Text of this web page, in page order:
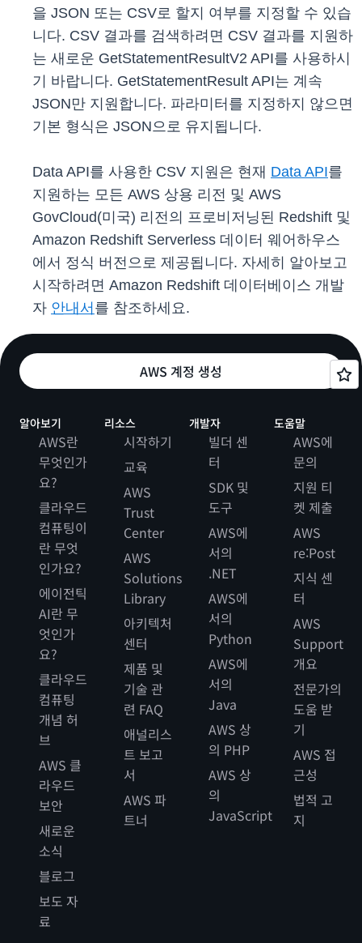
을 JSON 또는 CSV로 할지 여부를 지정할 수 있습
니다. CSV 결과를 검색하려면 CSV 결과를 지원하
는 새로운 GetStatementResultV2 API를 사용하시
기 바랍니다. GetStatementResult API는 계속
JSON만 지원합니다. 파라미터를 지정하지 않으면
기본 형식은 JSON으로 유지됩니다.
Data API를 사용한 CSV 지원은 현재 Data API를
지원하는 모든 AWS 상용 리전 및 AWS
GovCloud(미국) 리전의 프로비저닝된 Redshift 및
Amazon Redshift Serverless 데이터 웨어하우스
에서 정식 버전으로 제공됩니다. 자세히 알아보고
시작하려면 Amazon Redshift 데이터베이스 개발
자 안내서 를 참조하세요.
AWS 계정 생성
알아보기
AWS란
무엇인가
요?
클라우드
컴퓨팅이
란 무엇
인가요?
에이전틱
AI란 무
엇인가
요?
클라우드
컴퓨팅
개념 허
브
AWS 클
라우드
보안
새로운
소식
블로그
보도 자
료
리소스
시작하기
교육
AWS
Trust
Center
AWS
Solutions
Library
아키텍처
센터
제품 및
기술 관
련 FAQ
애널리스
트 보고
서
AWS 파
트너
개발자
빌더 센
터
SDK 및
도구
AWS에
서의
.NET
AWS에
서의
Python
AWS에
서의
Java
AWS 상
의 PHP
AWS 상
의
JavaScript
도움말
AWS에
문의
지원 티
켓 제출
AWS
re:Post
지식 센
터
AWS
Support
개요
전문가의
도움 받
기
AWS 접
근성
법적 고
지